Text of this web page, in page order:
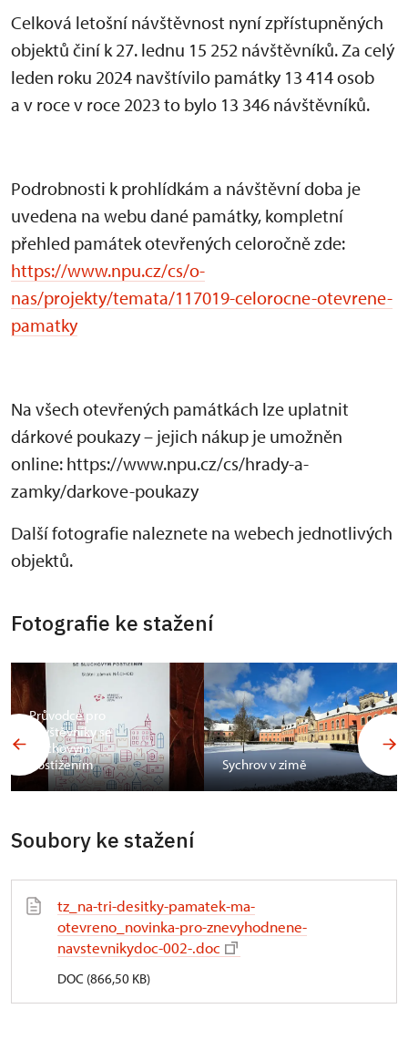
Celková letošní návštěvnost nyní zpřístupněných
objektů činí k 27. lednu 15 252 návštěvníků. Za celý
leden roku 2024 navštívilo památky 13 414 osob
a v roce v roce 2023 to bylo 13 346 návštěvníků.
Podrobnosti k prohlídkám a návštěvní doba je
uvedena na webu dané památky, kompletní
přehled památek otevřených celoročně zde:
https://www.npu.cz/cs/o-
nas/projekty/temata/117019-celorocne-otevrene-
pamatky
Na všech otevřených památkách lze uplatnit
dárkové poukazy – jejich nákup je umožněn
online: https://www.npu.cz/cs/hrady-a-
zamky/darkove-poukazy
Další fotografie naleznete na webech jednotlivých
objektů.
Fotografie ke stažení
Průvodce pro
návštěvníky se
sluchovým
postižením
Sychrov v zimě
Soubory ke stažení
tz_na-tri-desitky-pamatek-ma-
otevreno_novinka-pro-znevyhodnene-
navstevnikydoc-002-.doc
DOC (866,50 KB)